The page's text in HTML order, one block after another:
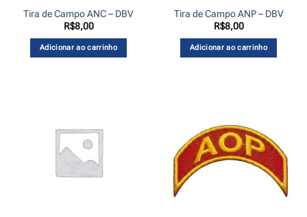
Tira de Campo ANC – DBV
R$8,00
Adicionar ao carrinho
Tira de Campo ANP – DBV
R$8,00
Adicionar ao carrinho